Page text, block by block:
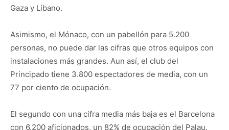
Gaza y Líbano.
Asimismo, el Mónaco, con un pabellón para 5.200
personas, no puede dar las cifras que otros equipos con
instalaciones más grandes. Aun así, el club del
Principado tiene 3.800 espectadores de media, con un
77 por ciento de ocupación.
El segundo con una cifra media más baja es el Barcelona
con 6.200 aficionados, un 82% de ocupación del Palau.